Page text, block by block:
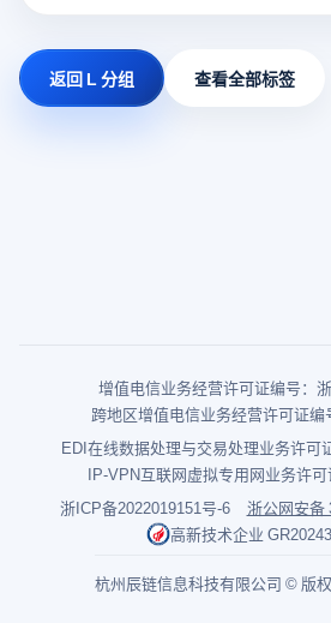
返回 L 分组 查看全部标签
增值电信业务经营许可证编号：
跨地区增值电信业务经营许可证编
EDI在线数据处理与交易处理业务许可
IP-VPN互联网虚拟专用网业务许
浙ICP备2022019151号-6
浙公网安备
高新技术企业
杭州辰链信息科技有限公司 © 版